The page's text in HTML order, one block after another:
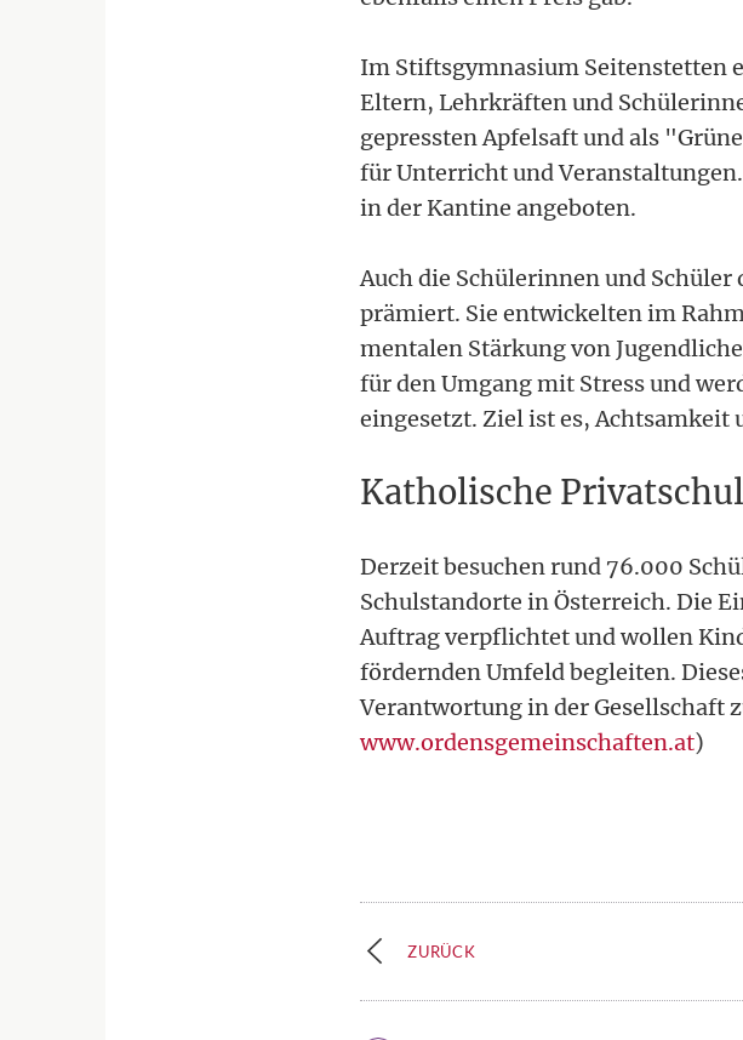
Im Stiftsgymnasium Seitenstetten
Eltern, Lehrkräften und
gepressten Apfelsaft und als
für Unterricht und
in der Kantine angeboten.
Auch die Schülerinnen und
prämiert. Sie entwickelten im
mentalen Stärkung von
für den Umgang mit Stress und
eingesetzt. Ziel ist es,
Katholische
Derzeit besuchen rund 76.000
Schulstandorte in Österreich. Die
Auftrag verpflichtet und wollen
fördernden Umfeld begleiten.
Verantwortung in der Gesellschaft
www.ordensgemeinschaften.at)
ZURÜCK